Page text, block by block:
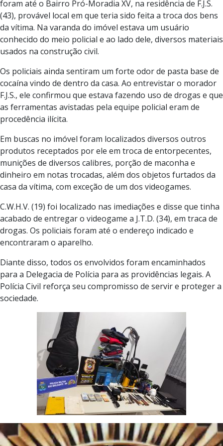
foram até o Bairro Pró-Moradia XV, na residência de F.J.S.
(43), provável local em que teria sido feita a troca dos bens
da vítima. Na varanda do imóvel estava um usuário
conhecido do meio policial e ao lado dele, diversos materiais
usados na construção civil.
Os policiais ainda sentiram um forte odor de pasta base de
cocaína vindo de dentro da casa. Ao entrevistar o morador
F.J.S., ele confirmou que estava fazendo uso de drogas e que
as ferramentas avistadas pela equipe policial eram de
procedência ilícita.
Em buscas no imóvel foram localizados diversos outros
produtos receptados por ele em troca de entorpecentes,
munições de diversos calibres, porção de maconha e
dinheiro em notas trocadas, além dos objetos furtados da
casa da vítima, com exceção de um dos videogames.
C.W.H.V. (19) foi localizado nas imediações e disse que tinha
acabado de entregar o videogame a J.T.D. (34), em traca de
drogas. Os policiais foram até o endereço indicado e
encontraram o aparelho.
Diante disso, todos os envolvidos foram encaminhados
para a Delegacia de Polícia para as providências legais. A
Polícia Civil reforça seu compromisso de servir e proteger a
sociedade.
Tocador
de